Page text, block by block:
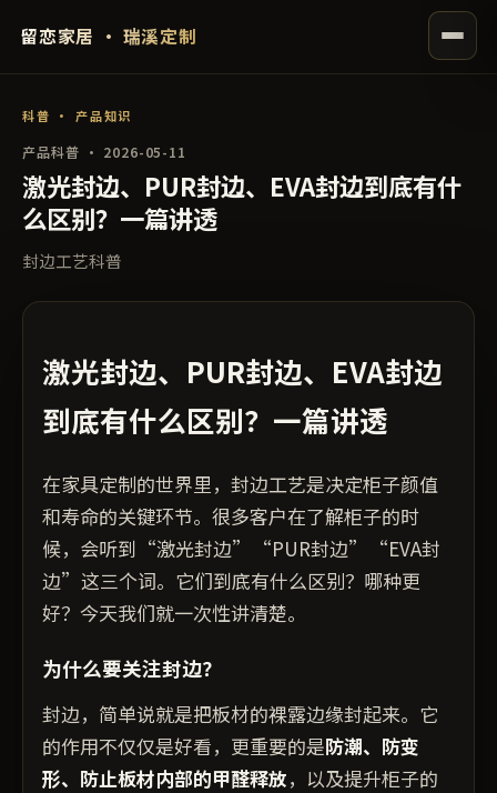
留恋家居 · 瑞溪定制
科普 · 产品知识
产品科普 · 2026-05-11
激光封边、PUR封边、EVA封边到底有什
么区别？一篇讲透
封边工艺科普
激光封边、PUR封边、EVA封边
到底有什么区别？一篇讲透
在家具定制的世界里，封边工艺是决定柜子颜值
和寿命的关键环节。很多客户在了解柜子的时
候，会听到“激光封边”“PUR封边”“EVA封
边”这三个词。它们到底有什么区别？哪种更
好？今天我们就一次性讲清楚。
为什么要关注封边？
封边，简单说就是把板材的裸露边缘封起来。它
的作用不仅仅是好看，更重要的是防潮、防变
形、防止板材内部的甲醛释放，以及提升柜子的